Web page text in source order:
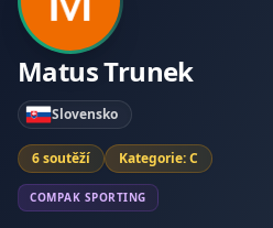
Matus Trunek
Slovensko
6 soutěží Kategorie: C
COMPAK SPORTING